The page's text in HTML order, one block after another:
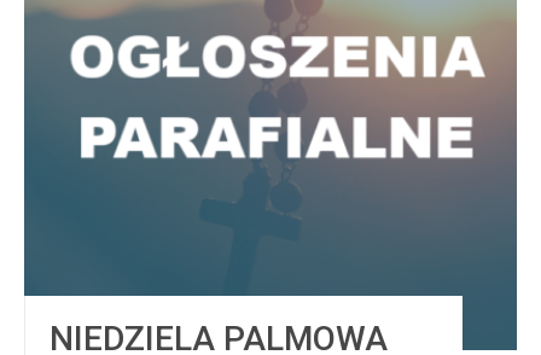
NIEDZIELA PALMOWA